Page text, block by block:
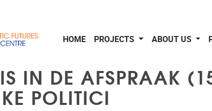
HOME PROJECTS ABOUT US
IN DE AFSPRAAK
POLITICI